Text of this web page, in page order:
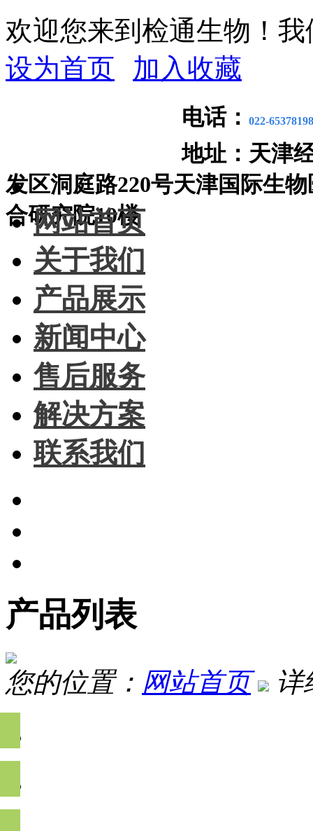
欢迎您来到检通生物！
设为首页
加入收藏
电话： 022-
地址： 天津
发区洞庭路220号天津国际生
合研究院10楼
网站首页
关于我们
产品展示
新闻中心
售后服务
解决方案
联系我们
产品列表
您的位置： 网站首页
详